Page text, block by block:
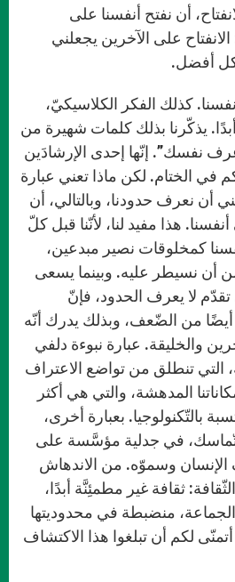
أن نفتح أنفسنا على
على الآخرين يجعلني
أفضل.
كذلك الفكر الكلاسيكيّ،
يذكّرنا بذلك كلمات شهيرة من
نفسك”. إنّها إحدى الإرشادَين
في الختام. لكن ماذا تعني عبارة
أن نعرف حدودنا، وبالتالي، أن
هذا مفيد لنا، لأنّنا قبل كلّ
كمخلوقات نصير مبدعين،
أن نسيطر عليه. وبينما يسعى
لا يعرف الحدود، فإنّ
أيضًا من الضّعف، وبذلك يدرك أنّه
والخليقة. عبارة نبوءة دلفي
التي تنطلق من تواضع الاعتراف
المدهشة، والتي هي أكثر
بالتّكنولوجيا. بعبارة أخرى،
في جدلية مؤسَّسة على
وسموّه. من الاندهاش
ثقافة غير مطمئِنَّة أبدًا،
منضبطة في محدوديتها
لكم أن تبلغوا هذا الاكتشاف